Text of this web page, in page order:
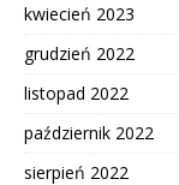
kwiecień 2023
grudzień 2022
listopad 2022
październik 2022
sierpień 2022